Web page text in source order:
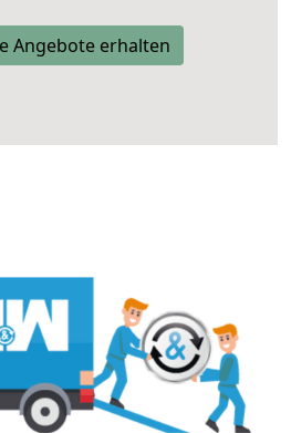
Angebote erhalten